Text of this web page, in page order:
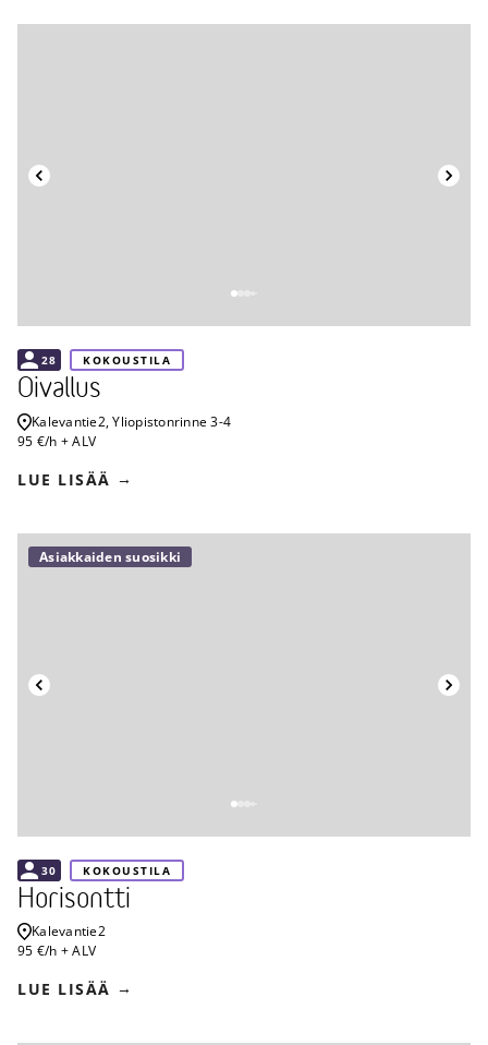
28 KOKOUSTILA
Oivallus
Kalevantie2, Yliopistonrinne 3-4
95 €/h + ALV
LUE LISÄÄ
Asiakkaiden suosikki
30 KOKOUSTILA
Horisontti
Kalevantie2
95 €/h + ALV
LUE LISÄÄ